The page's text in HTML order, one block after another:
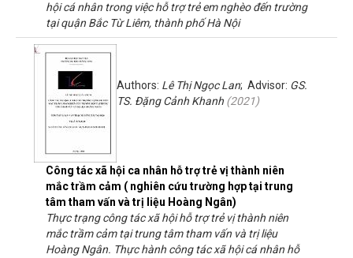
hội cá nhân trong việc hỗ trợ trẻ em nghèo đến trường
tại quận Bắc Từ Liêm, thành phố Hà Nội
Công tác xã hội ca nhân hỗ trợ trẻ vị thành niên
mắc trầm cảm ( nghiên cứu trường hợp tại trung
tâm tham vấn và trị liệu Hoàng Ngân)
Authors: Lê Thị Ngọc Lan; Advisor: GS.
TS. Đặng Cảnh Khanh (2021)
Thực trạng công tác xã hội hỗ trợ trẻ vị thành niên
mắc trầm cảm tại trung tâm tham vấn và trị liệu
Hoàng Ngân. Thực hành công tác xã hội cá nhân hỗ